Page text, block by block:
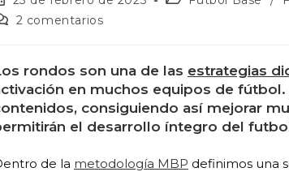
2 comentarios
rondos son una de las estrategias
en muchos equipos de
consiguiendo así mejorar
el desarrollo íntegro del
de la metodología MBP definimos una